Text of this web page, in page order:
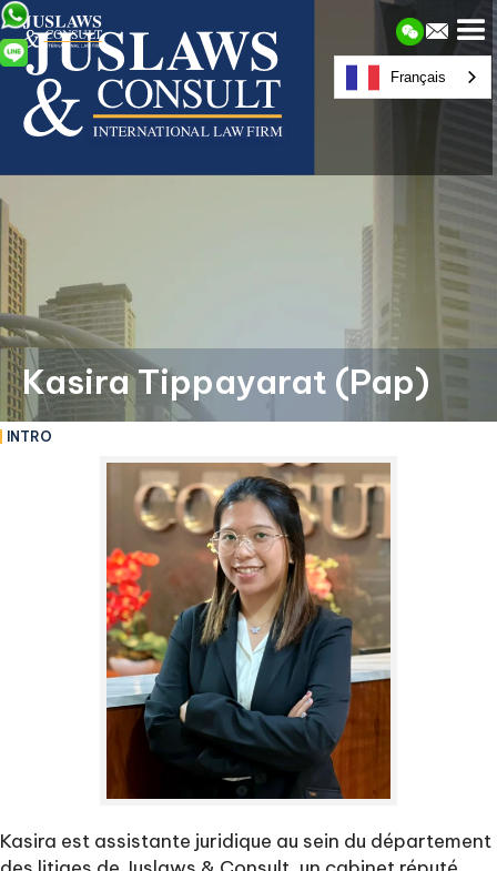
Kasira Tippayarat (Pap)
INTRO
Kasira est assistante juridique au sein du département
Français